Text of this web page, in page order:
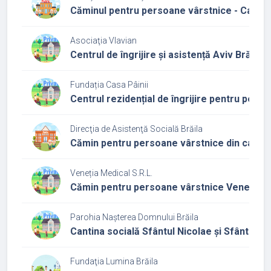
Căminul pentru persoane vârstnice -
Asociaţia Vlavian
Centrul de îngrijire și asistență Aviv Brăila
Fundația Casa Pâinii
Centrul rezidențial de îngrijire pentru
Direcţia de Asistenţă Socială Brăila
Cămin pentru persoane vârstnice din
Veneția Medical S.R.L.
Cămin pentru persoane vârstnice Veneția
Parohia Nașterea Domnului Brăila
Cantina socială Sfântul Nicolae și Sfântul
Fundaţia Lumina Brăila